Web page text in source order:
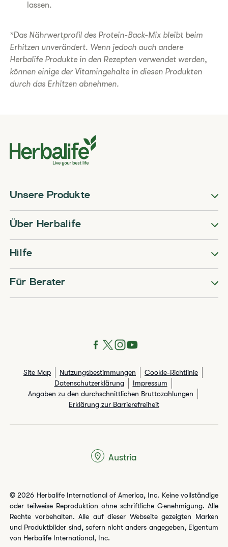
lassen.
*Das Nährwertprofil des Protein-Back-Mix bleibt beim
Erhitzen unverändert. Wenn jedoch auch andere
Herbalife Produkte in den Rezepten verwendet werden,
können einige der Vitamingehalte in diesen Produkten
durch das Erhitzen abnehmen.
Unsere Produkte
Über Herbalife
Hilfe
Für Berater
Site Map Nutzungsbestimmungen
Cookie-Richtlinie
Datenschutzerklärung
Impressum
Angaben zu den durchschnittlichen Bruttozahlungen​
Erklärung zur Barrierefreiheit
© 2026 Herbalife International of America, Inc. Keine vollständige
oder teilweise Reproduktion ohne schriftliche Genehmigung. Alle
Rechte vorbehalten. Alle auf dieser Webseite gezeigten Marken
und Produktbilder sind, sofern nicht anders angegeben, Eigentum
von Herbalife International, Inc.
Austria